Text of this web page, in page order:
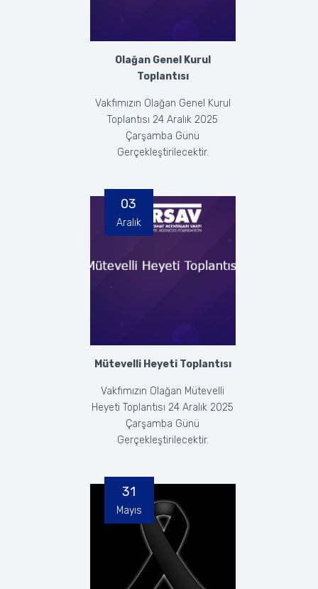
Olağan Genel Kurul
Toplantısı
Vakfımızın Olağan Genel Kurul
Toplantısı 24 Aralık 2025
Çarşamba Günü
Gerçekleştirilecektir.
Mütevelli Heyeti Toplantısı
Vakfımızın Olağan Mütevelli
Heyeti Toplantısı 24 Aralık 2025
Çarşamba Günü
Gerçekleştirilecektir.
03
Aralık
31
Mayıs